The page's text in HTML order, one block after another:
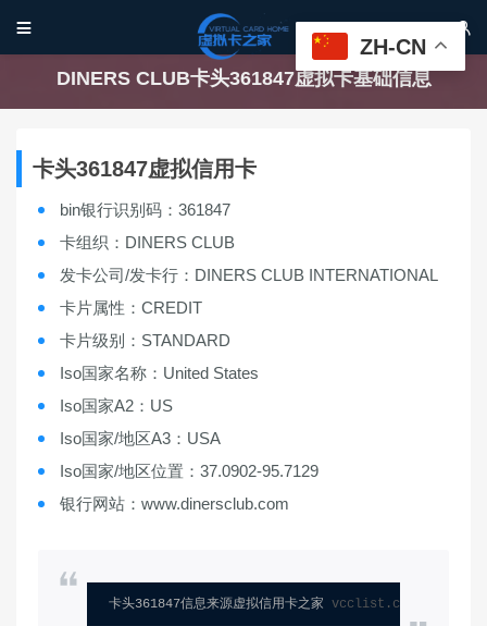
 
DINERS CLUB卡头361847虚拟卡基础信息
卡头361847虚拟信用卡
bin银行识别码：361847
卡组织：DINERS CLUB
发卡公司/发卡行：DINERS CLUB INTERNATIONAL
卡片属性：CREDIT
卡片级别：STANDARD
Iso国家名称：United States
Iso国家A2：US
Iso国家/地区A3：USA
Iso国家/地区位置：37.0902-95.7129
银行网站：www.dinersclub.com
卡头361847信息来源虚拟信用卡之家 vcclist.com
ZH-CN